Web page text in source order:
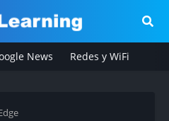
News Redes y WiFi